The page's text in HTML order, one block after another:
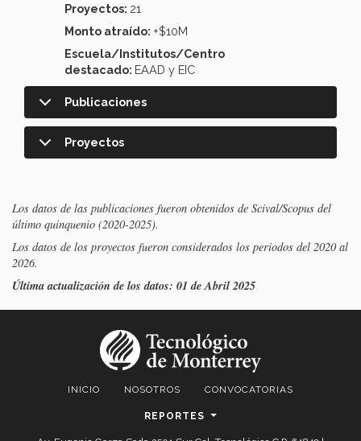
Proyectos: 21
Monto atraído: +$10M
Escuela/Institutos/Centro
destacado: EAAD y EIC
Publicaciones
Proyectos
Los datos de las publicaciones fueron obtenidos de Scival/Scopus del
último quinquenio (2020-2025).
Los datos de los proyectos fueron considerados los periodos del 2020 al
2026.
Última actualización de los datos: 01 de Abril 2025
INICIO NOSOTROS CONVOCATORIAS
REPORTES